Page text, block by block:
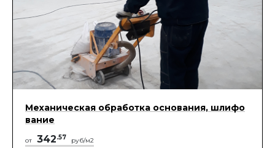
Механическая обработка основания, шлифо
вание
от 342.57 руб/м2